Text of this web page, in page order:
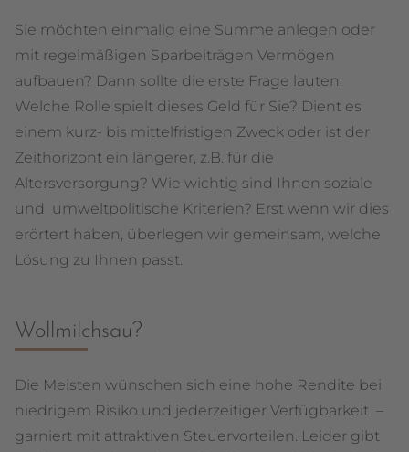
Sie möchten einmalig eine Summe anlegen oder
mit regelmäßigen Sparbeiträgen Vermögen
aufbauen? Dann sollte die erste Frage lauten:
Welche Rolle spielt dieses Geld für Sie? Dient es
einem kurz- bis mittelfristigen Zweck oder ist der
Zeithorizont ein längerer, z.B. für die
Altersversorgung? Wie wichtig sind Ihnen soziale
und umweltpolitische Kriterien? Erst wenn wir dies
erörtert haben, überlegen wir gemeinsam, welche
Lösung zu Ihnen passt.
Wollmilchsau?
Die Meisten wünschen sich eine hohe Rendite bei
niedrigem Risiko und jederzeitiger Verfügbarkeit –
garniert mit attraktiven Steuervorteilen. Leider gibt